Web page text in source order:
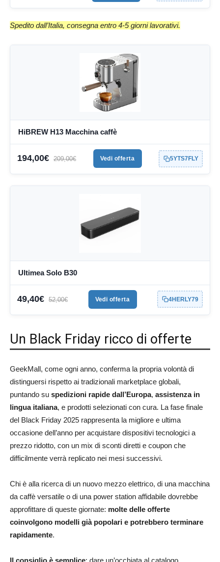
Spedito dall’Italia, consegna entro 4-5 giorni lavorativi.
HiBREW H13 Macchina caffè
194,00€ 209,00€ Vedi offerta 5YTS7FLY
Ultimea Solo B30
49,40€ 52,00€ Vedi offerta 4HERLY79
Un Black Friday ricco di offerte
GeekMall, come ogni anno, conferma la propria volontà di
distinguersi rispetto ai tradizionali marketplace globali,
puntando su spedizioni rapide dall’Europa, assistenza in
lingua italiana, e prodotti selezionati con cura. La fase finale
del Black Friday 2025 rappresenta la migliore e ultima
occasione dell’anno per acquistare dispositivi tecnologici a
prezzo ridotto, con un mix di sconti diretti e coupon che
difficilmente verrà replicato nei mesi successivi.
Chi è alla ricerca di un nuovo mezzo elettrico, di una macchina
da caffè versatile o di una power station affidabile dovrebbe
approfittare di queste giornate: molte delle offerte
coinvolgono modelli già popolari e potrebbero terminare
rapidamente.
Il consiglio è semplice: dare un’occhiata al catalogo,